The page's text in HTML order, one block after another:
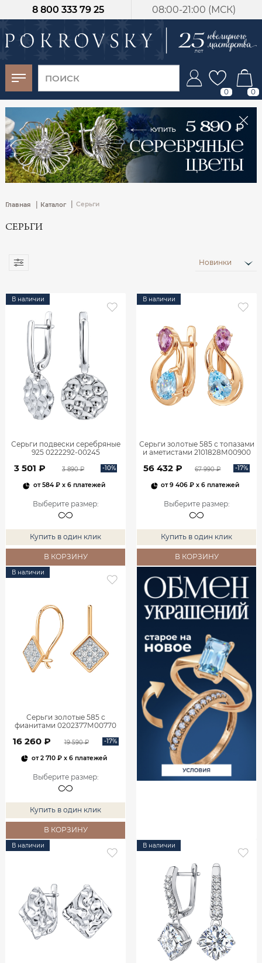
08:00-21:00 (МСК)
8 800 333 79 25
0 0
Главная | Каталог Серьги
СЕРЬГИ
Новинки
В наличии
Серьги подвески серебряные
925 0222292-00245
3 501 ₽ 3 890 ₽ -10%
от584 ₽x 6 платежей
Выберите размер:
Купить в один клик
В КОРЗИНУ
В наличии
Серьги золотые 585 с топазами
и аметистами 2101828М00900
56 432 ₽ 67 990 ₽ -17%
от9 406 ₽ x 6 платежей
Выберите размер:
Купить в один клик
В КОРЗИНУ
В наличии
Серьги золотые 585 с
фианитами 0202377М00770
16 260 ₽ 19 590 ₽ -17%
от2 710 ₽x 6 платежей
Выберите размер:
Купить в один клик
В КОРЗИНУ
В наличии В наличии
-30%
от 15 дней с
момента оплаты